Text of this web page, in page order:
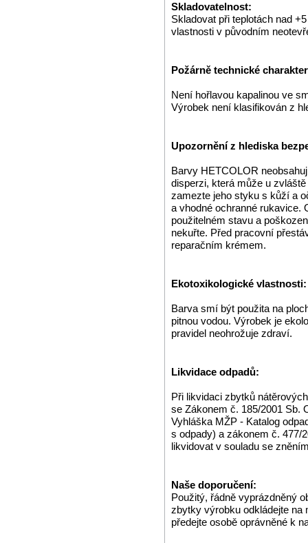
Skladovatelnost:
Skladovat při teplotách nad
vlastnosti v původním
Požárně technické
Není hořlavou kapalinou ve
Výrobek není klasifikován z
Upozornění z hlediska
Barvy HETCOLOR
disperzi, která může u
zamezte jeho styku s kůží a
a vhodné ochranné rukavice.
použitelném stavu a
nekuřte. Před pracovní
reparačním krémem.
Ekotoxikologické vlastnosti:
Barva smí být použita na
pitnou vodou. Výrobek je
pravidel neohrožuje zdraví.
Likvidace odpadů:
Při likvidaci zbytků
se Zákonem č. 185/2001 Sb.
Vyhláška MŽP - Katalog
s odpady) a zákonem č. 477/
likvidovat v souladu se
Naše doporučení:
Použitý, řádně vyprázdněný
zbytky výrobku odkládejte na
předejte osobě oprávněné k